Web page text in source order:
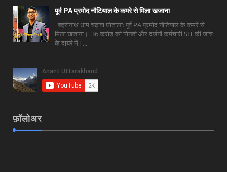
पूर्व PA प्रमोद नौटियाल के कमरे से मिला खजाना
बदरीनाथ धाम चढ़ावा घोटाला: पूर्व PA प्रमोद नौटियाल के कमरे से
मिला खजाना। 36 करोड़ की गिनती और दर्जनों कर्मचारी SIT की जांच
के दायरे में।...
फ़ॉलोअर